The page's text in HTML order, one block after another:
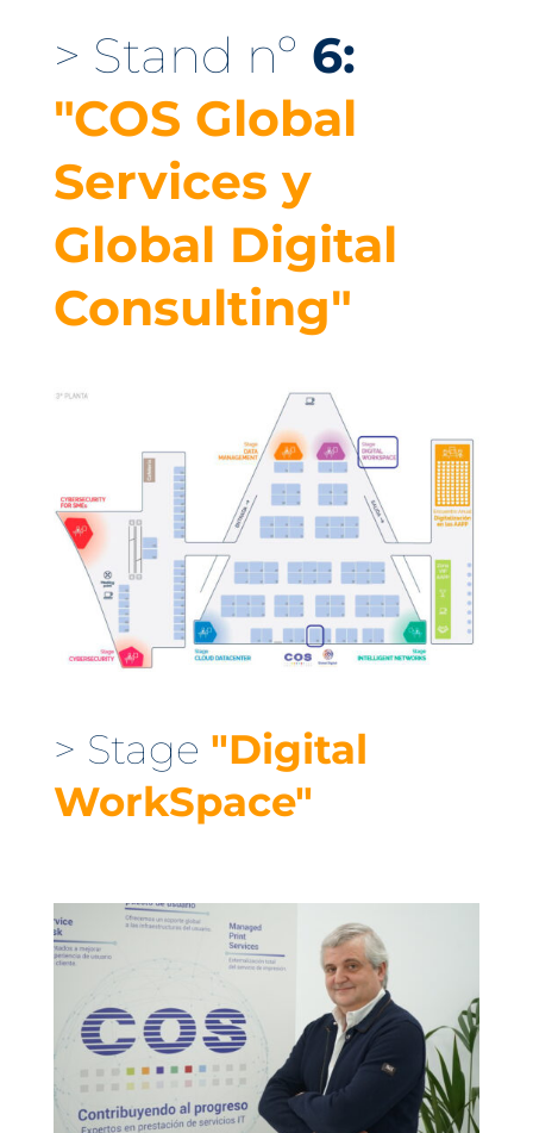
> Stand nº 6:
"COS Global
Services y
Global Digital
Consulting"
> Stage "Digital
WorkSpace"